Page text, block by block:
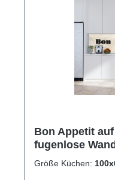
Bon Appetit
fugenlose
Verbund 3mm,
Größe Küchen: